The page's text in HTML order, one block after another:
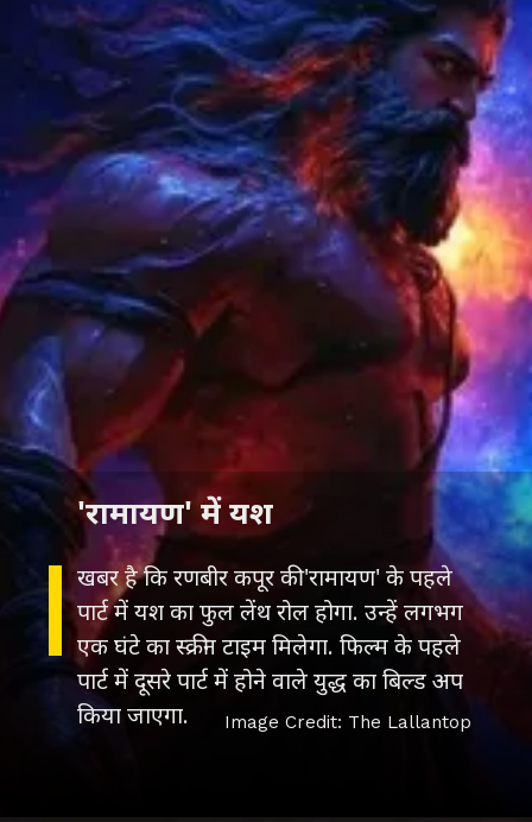
खबर है कि रणबीर कपूर की 'रामायण' के पहले
पार्ट में यश का फुल लेंथ रोल होगा. उन्हें लगभग
एक घंटे का स्क्रीन टाइम मिलेगा. फिल्म के पहले
पार्ट में दूसरे पार्ट में होने वाले युद्ध का बिल्ड अप
'रामायण' में यश
Image Credit: The Lallantop